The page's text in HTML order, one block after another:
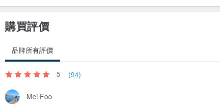
購買評價
品牌所有評價
5 (94)
Mei Foo